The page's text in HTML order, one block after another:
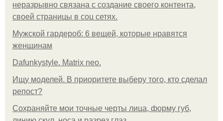
неразрывно связана с создание своего контента,
своей страницы в соц сетях.
Мужской гардероб: 6 вещей, которые нравятся
женщинам
Dafunkystyle. Matrix neo.
Ищу моделей. В приоритете выберу того, кто сделал
репост?
Сохраняйте мои точные черты лица, форму губ,